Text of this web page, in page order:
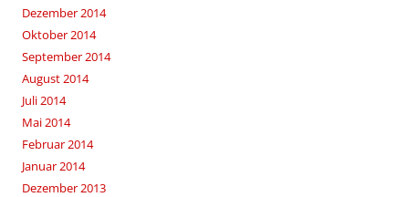
Dezember 2014
Oktober 2014
September 2014
August 2014
Juli 2014
Mai 2014
Februar 2014
Januar 2014
Dezember 2013